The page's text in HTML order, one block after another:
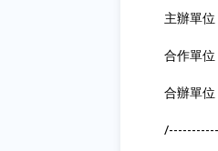
主辦單
合作單
合辦單